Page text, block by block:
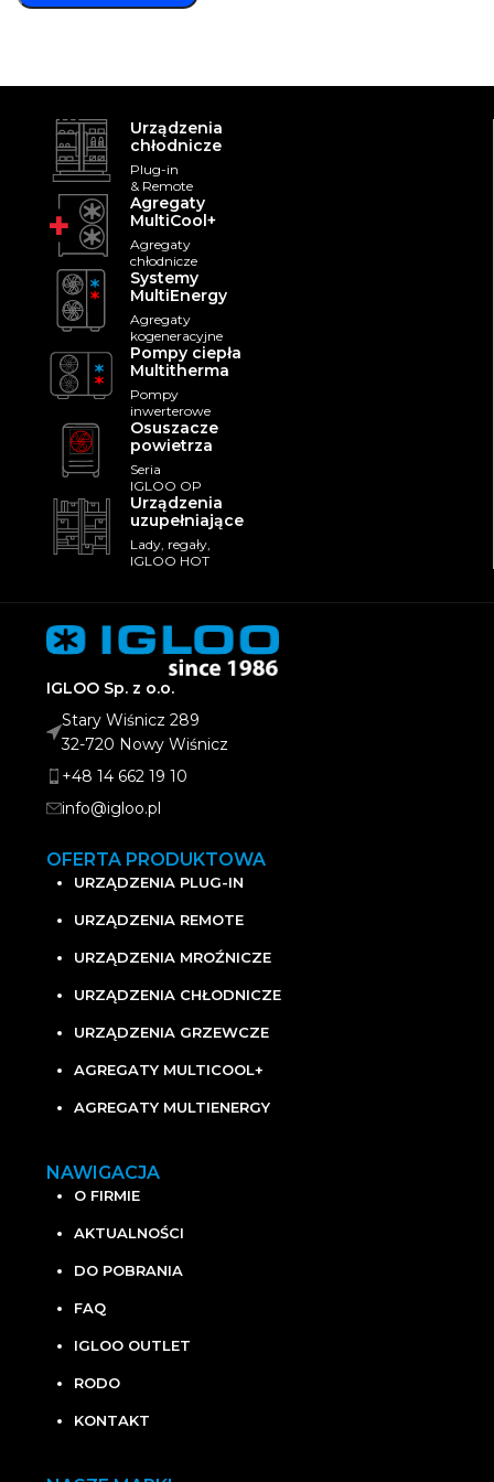
Urządzenia
chłodnicze
Plug-in
& Remote
Agregaty
MultiCool+
Agregaty
chłodnicze
Systemy
MultiEnergy
Agregaty
kogeneracyjne
Pompy ciepła
Multitherma
Pompy
inwerterowe
Osuszacze
powietrza
Seria
IGLOO OP
Urządzenia
uzupełniające
Lady, regały,
IGLOO HOT
IGLOO Sp. z o.o.
Stary Wiśnicz 289
32-720 Nowy Wiśnicz
+48 14 662 19 10
info@igloo.pl
OFERTA PRODUKTOWA
URZĄDZENIA PLUG-IN
URZĄDZENIA REMOTE
URZĄDZENIA MROŹNICZE
URZĄDZENIA CHŁODNICZE
URZĄDZENIA GRZEWCZE
AGREGATY MULTICOOL+
AGREGATY MULTIENERGY
NAWIGACJA
O FIRMIE
AKTUALNOŚCI
DO POBRANIA
FAQ
IGLOO OUTLET
RODO
KONTAKT